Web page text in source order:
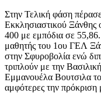
Στην Τελική φάση
Εκκλησιαστικού Ξάνθης
400 με εμπόδια σε
μαθητής του 1ου ΓΕΛ
στην Σφυροβολία ενώ
τριπλούν με την
Εμμανουέλα Βουτσιλα
αμφότερες την πρόκριση